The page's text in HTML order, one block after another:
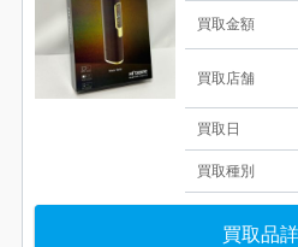
買取金額
買取店舗
買取日
買取種別
買取品